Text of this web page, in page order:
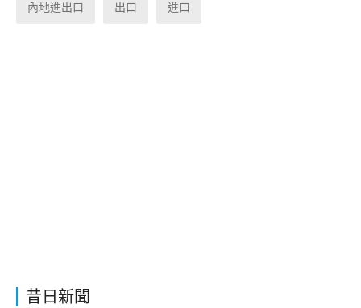
昔日新聞
內地進出口 出口 進口